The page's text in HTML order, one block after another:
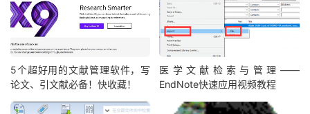
5个超好用的文献管理软件，写
论文、引文献必备！快收藏！
医学文献检索与管理——
EndNote快速应用视频教程